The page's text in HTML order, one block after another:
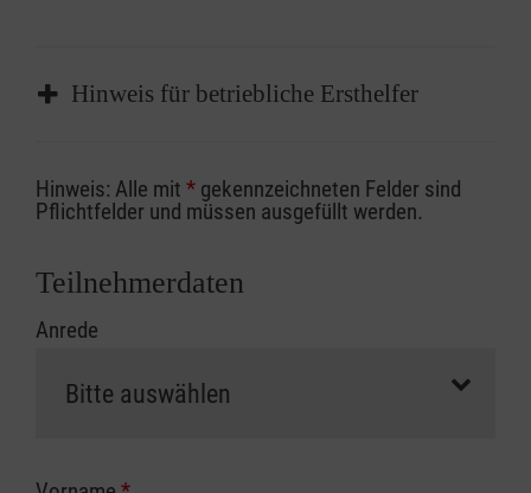
Hinweis für betriebliche Ersthelfer
Sofern Sie ein Kostenübernahmeverfahren
Ihrer Berufsgenossenschaft / Unfallkasse
Abrechnungsunterlagen spätestens zu
erfolgt eine Abrechnung der vollen Kursgebühr
Die notwendigen Formulare für die
zuständigen Berufsgenossenschaft oder
Hinweis: Alle mit * gekennzeichneten Felder sind
Pflichtfelder und müssen ausgefüllt werden.
Teilnehmerdaten
Anrede